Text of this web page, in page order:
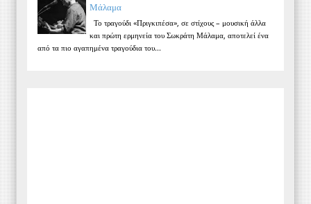
Μάλαμα
Το τραγούδι «Πριγκιπέσα», σε στίχους – μουσική άλλα
και πρώτη ερμηνεία του Σωκράτη Μάλαμα, αποτελεί ένα
από τα πιο αγαπημένα τραγούδια του...